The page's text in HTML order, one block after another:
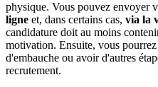
physique. Vous pouvez envoyer
ligne et, dans certains cas, via la
candidature doit au moins
motivation. Ensuite, vous
d'embauche ou avoir d'autres
recrutement.